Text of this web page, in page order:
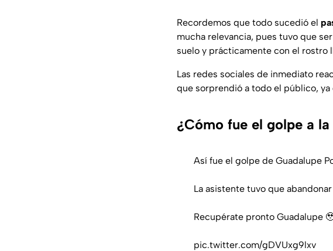
Recordemos que todo sucedió el
mucha relevancia, pues tuvo que
suelo y prácticamente con el rostro
Las redes sociales de inmediato
que sorprendió a todo el público,
¿Cómo fue el golpe a
Así fue el golpe de Guadalupe
La asistente tuvo que
Recupérate pronto Guadalupe
pic.twitter.com/gDVUxg9lxv